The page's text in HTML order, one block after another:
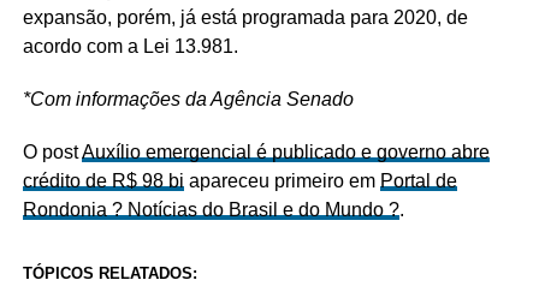
expansão, porém, já está programada para 2020, de
acordo com a Lei 13.981.
*Com informações da Agência Senado
O postAuxílio emergencial é publicado e governo abre
crédito de R$ 98 bi apareceu primeiro em Portal de
Rondonia ? Notícias do Brasil e do Mundo ?.
TÓPICOS RELATADOS: